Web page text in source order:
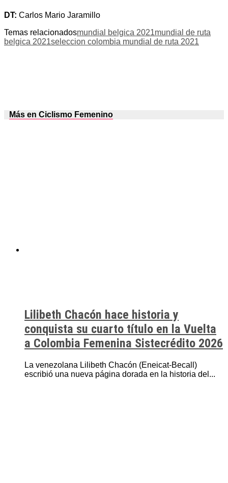
DT: Carlos Mario Jaramillo
Temas relacionadosmundial belgica 2021mundial de ruta
belgica 2021seleccion colombia mundial de ruta 2021
Más en Ciclismo Femenino
Lilibeth Chacón hace historia y
conquista su cuarto título en la Vuelta
a Colombia Femenina Sistecrédito 2026
La venezolana Lilibeth Chacón (Eneicat-Becall)
escribió una nueva página dorada en la historia del...